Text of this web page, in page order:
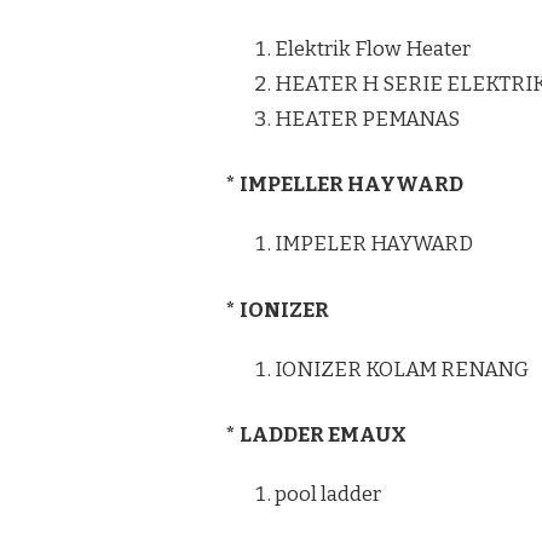
Elektrik Flow Heater
HEATER H SERIE
HEATER PEMANAS
* IMPELLER HAYWARD
IMPELER HAYWARD
* IONIZER
IONIZER KOLAM RENANG
* LADDER EMAUX
pool ladder